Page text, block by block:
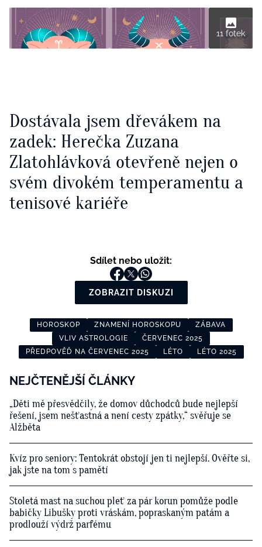
11 fotek
Dostávala jsem dřevákem na
zadek: Herečka Zuzana
Zlatohlávková otevřeně nejen o
svém divokém temperamentu a
tenisové kariéře
Sdílet nebo uložit:
ZOBRAZIT DISKUZI
HOROSKOP ZNAMENÍ HOROSKOPU
ZÁBAVA
VLIV ASTROLOGIE
ČERVENEC 2025
PŘEDPOVĚĎ NA ČERVENEC 2025
LÉTO LÉTO 2025
NEJČTENĚJŠÍ ČLÁNKY
„Děti mě přesvědčily, že domov důchodců bude nejlepší
řešení, jsem nešťastná a není cesty zpátky,“ svěřuje se
Alžběta
Kvíz pro seniory: Tentokrát obstojí jen ti nejlepší. Ověřte si,
jak jste na tom s pamětí
Stoletá mast na suchou pleť za pár korun pomůže podle
babičky Libušky proti vráskám, popraskaným patám a
prodlouží výdrž parfému